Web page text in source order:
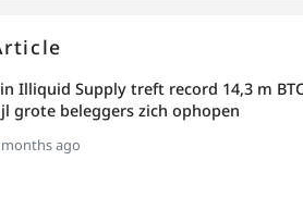
Illiquid Supply treft record 14,3 m
grote beleggers zich ophopen
months ago